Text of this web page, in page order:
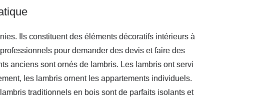
Ils constituent des éléments décoratifs intérieurs à
pour demander des devis et faire des
anciens sont ornés de lambris. Les lambris ont servi
les lambris ornent les appartements individuels.
traditionnels en bois sont de parfaits isolants et